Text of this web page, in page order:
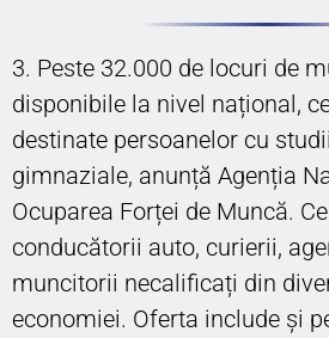
3. Peste 32.000 de locuri de
disponibile la nivel național,
destinate persoanelor cu
gimnaziale, anunță Agenția
Ocuparea Forței de Muncă.
conducătorii auto, curierii,
muncitorii necalificați din
economiei. Oferta include și